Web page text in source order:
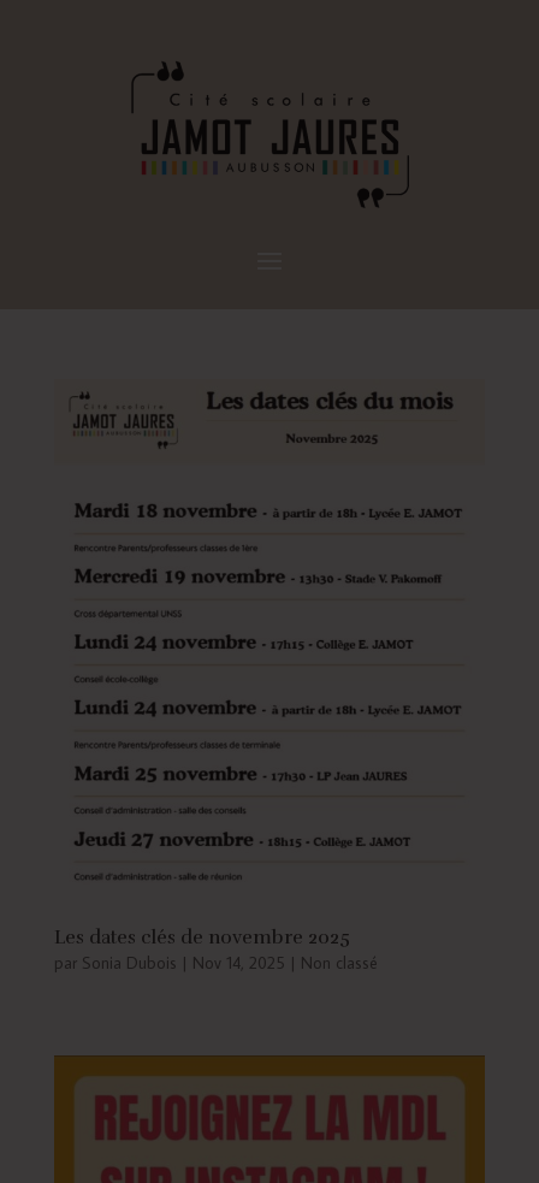
Les dates clés de novembre 2025
par Sonia Dubois | Nov 14, 2025 | Non classé